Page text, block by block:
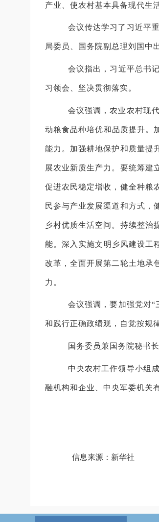
产业、使农村基本具备现代生
会议传达学习了习近平
局委员、国务院副总理刘国中
会议指出，习近平总书
习领会、坚决贯彻落实。
会议强调，农业农村现
动粮食品种培优和品质提升。
能力。加强耕地保护和质量提
展农业新质生产力。要统筹建
促进农民稳定增收，健全种粮
民参与产业发展渠道和方式，
乡村优质生活空间。持续整治
能。深入实施文明乡风建设工
改革，全面开展第二轮土地承
力。
会议强调，要加强党对
和践行正确政绩观，自觉按规
国务委员兼国务院秘书
中央农村工作领导小组
融机构和企业、中央军委机关
信息来源：新华社